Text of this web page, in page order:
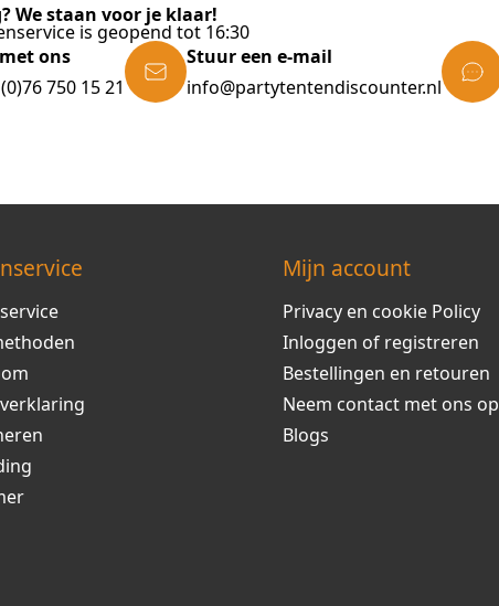
We staan voor je klaar!
is geopend tot 16:30
ons
750 15 21
Stuur een e-mail
info@partytentendiscounter.nl
Mijn account
Privacy en cookie Policy
Inloggen of registreren
Bestellingen en retouren
Neem contact met ons op
Blogs